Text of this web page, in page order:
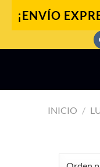
¡ENVÍO
INICIO /